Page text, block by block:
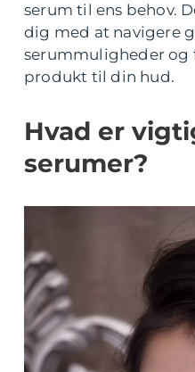
serum til ens behov.
dig med at navigere
serummuligheder og
produkt til din hud.
Hvad er
serumer?